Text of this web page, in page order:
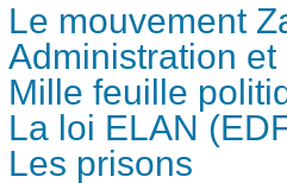
Le mouvement
Administration
Mille feuille
La loi ELAN
Les prisons